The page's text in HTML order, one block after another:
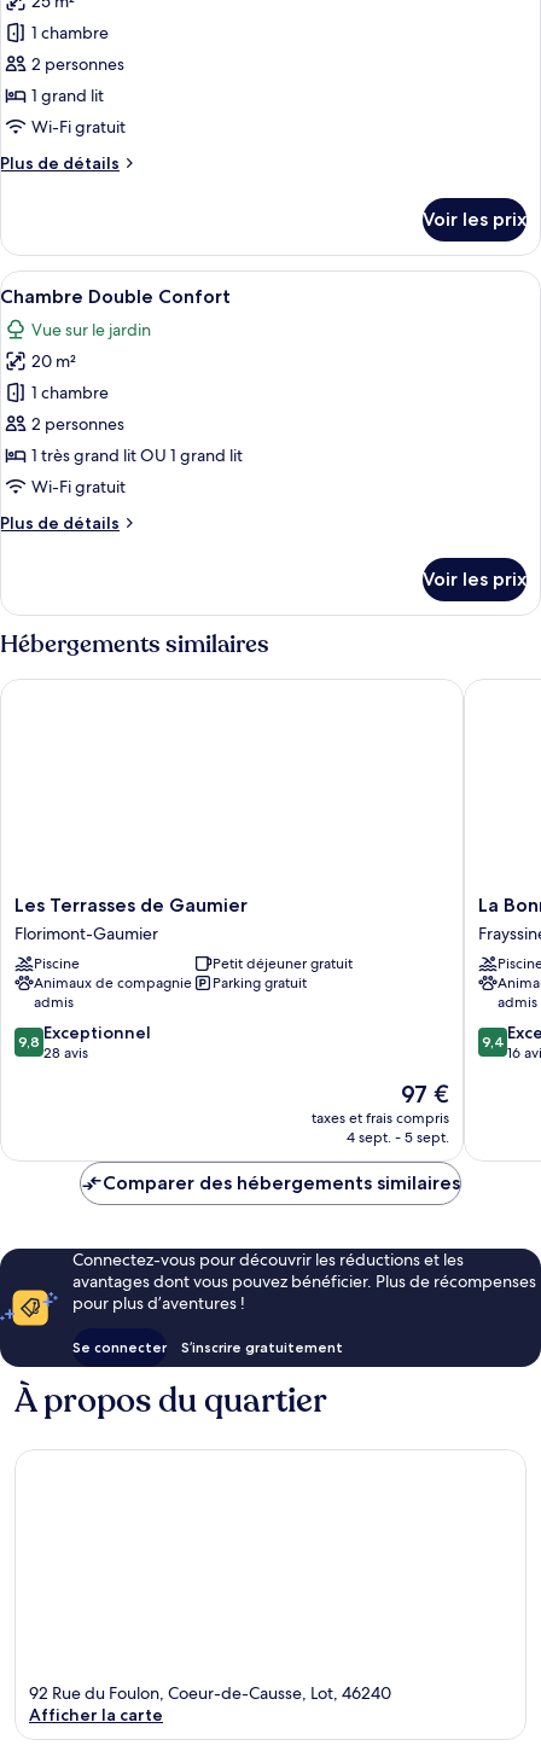
Confort
photos
pour
ce
type
de
chambre :
Chambre
1 chambre
2 personnes
1 grand lit
Wi-Fi gratuit
Plus de détails
Plus
le
type
de
chambre
Chambre
Double
Confort
Voir les prix
Afficher
toutes
les
photos
pour
ce
type
de
chambre :
Chambre
Une chambre à coucher avec un lit,
1
Chambre Double Confort
Vue sur le jardin
20 m²
1 chambre
2 personnes
1 très grand lit OU 1 grand lit
Wi-Fi gratuit
Plus de détails
Plus
le
type
de
chambre
Chambre
Voir les prix
Hébergements similaires
Les
Terrasses
de
Gaumier
Florimont-
Gaumier
Les Terrasses de Gaumier
Florimont-Gaumier
Piscine
Petit déjeuner gratuit
Animaux de compagnie
admis
Parking gratuit
9.8
sur
9,8 Exceptionnel
28 avis
Le
nouveau
prix
de
97 €
taxes et frais compris
4 sept. - 5 sept.
Les Terrasses de Gaumier
La
Bonne
La
admis
9.4
sur
9,4
16
La
Comparer des hébergements similaires
Connectez-vous pour découvrir les réductions et les
avantages dont vous pouvez bénéficier. Plus de récompenses
pour plus d’aventures !
Se connecter S’inscrire gratuitement
À propos du quartier
92 Rue du Foulon, Coeur-de-Causse, Lot, 46240
Afficher la carte